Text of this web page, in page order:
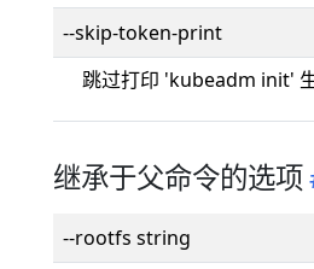
--skip-token-print
跳过打印 'kubeadm init'
继承于父命令的选项
--rootfs string